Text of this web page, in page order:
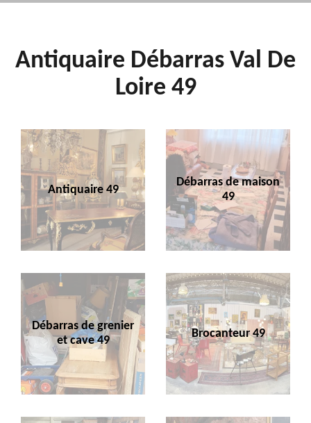
Antiquaire Débarras Val De
Loire 49
Antiquaire 49
Débarras de maison
49
Débarras de grenier
et cave 49
Brocanteur 49